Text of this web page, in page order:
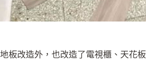
板改造外，也改造了電視櫃、天花板